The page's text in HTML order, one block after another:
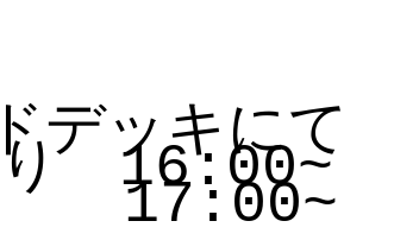
デッキにて
　16:00~
17:00~